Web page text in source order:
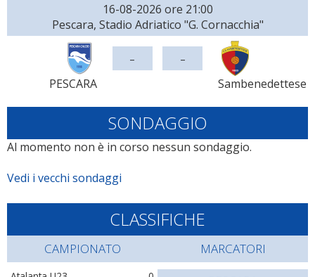
16-08-2026 ore 21:00
Pescara, Stadio Adriatico "G. Cornacchia"
PESCARA
- -
Sambenedettese
SONDAGGIO
Al momento non è in corso nessun sondaggio.
Vedi i vecchi sondaggi
CLASSIFICHE
CAMPIONATO MARCATORI